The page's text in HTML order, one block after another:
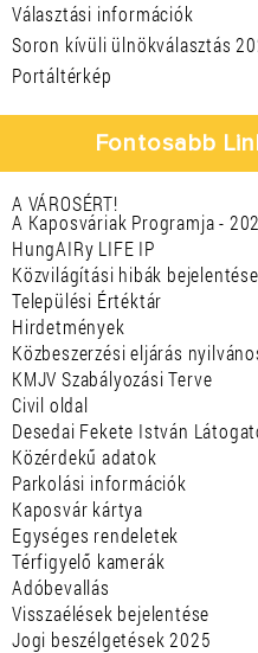
Választási információk
Soron kívüli ülnökválasztás
Portáltérkép
Fontosabb
A VÁROSÉRT!
A Kaposváriak Programja -
HungAIRy LIFE IP
Közvilágítási hibák bejelentése
Települési Értéktár
Hirdetmények
Közbeszerzési eljárás
KMJV Szabályozási Terve
Civil oldal
Desedai Fekete István
Közérdekű adatok
Parkolási információk
Kaposvár kártya
Egységes rendeletek
Térfigyelő kamerák
Adóbevallás
Visszaélések bejelentése
Jogi beszélgetések 2025